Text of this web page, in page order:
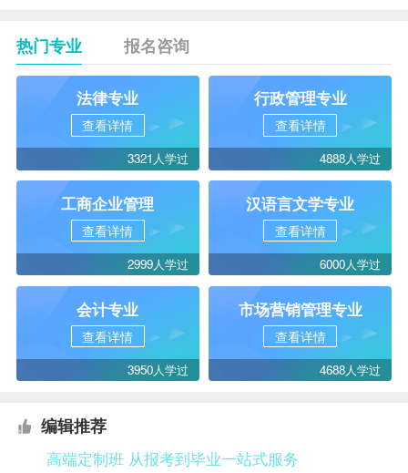
热门专业 报名咨询
法律专业
查看详情
3321人学过
行政管理专业
查看详情
4888人学过
工商企业管理
查看详情
2999人学过
汉语言文学专业
查看详情
6000人学过
会计专业
查看详情
3950人学过
市场营销管理专业
查看详情
4688人学过
编辑推荐
高端定制班 从报考到毕业一站式服务